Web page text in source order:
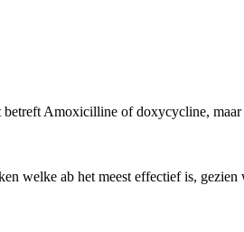
Amoxicilline of doxycycline, maar
welke ab het meest effectief is,